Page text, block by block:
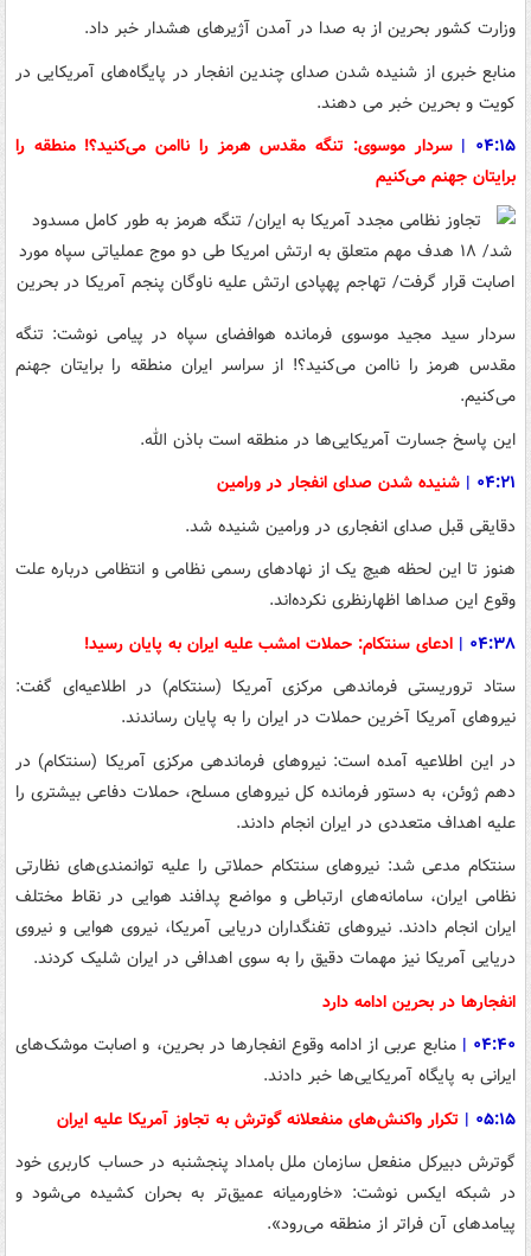
وزارت کشور بحرین از به صدا در آمدن آژیرهای هشدار خبر داد.
منابع خبری از شنیده شدن صدای چندین انفجار در پایگاه‌های آمریکایی در
کویت و بحرین خبر می دهند.
۰۴:۱۵ | سردار موسوی: تنگه مقدس هرمز را ناامن می‌کنید؟! منطقه را
برایتان جهنم می‌کنیم
سردار سید مجید موسوی فرمانده هوافضای سپاه در پیامی نوشت: تنگه
مقدس هرمز را ناامن می‌کنید؟! از سراسر ایران منطقه را برایتان جهنم
می‌کنیم.
این پاسخ جسارت آمریکایی‌ها در منطقه است باذن الله.
۰۴:۲۱ | شنیده شدن صدای انفجار در ورامین
دقایقی قبل صدای انفجاری در ورامین شنیده شد.
هنوز تا این لحظه هیچ‌ یک از نهادهای رسمی نظامی و انتظامی درباره علت
وقوع این صداها اظهارنظری نکرده‌اند.
۰۴:۳۸ | ادعای سنتکام: حملات امشب علیه ایران به پایان رسید!
ستاد تروریستی فرماندهی مرکزی آمریکا (سنتکام) در اطلاعیه‌ای گفت:
نیروهای آمریکا آخرین حملات در ایران را به پایان رساندند.
در این اطلاعیه آمده است: نیروهای فرماندهی مرکزی آمریکا (سنتکام) در
دهم ژوئن، به دستور فرمانده کل نیروهای مسلح، حملات دفاعی بیشتری را
علیه اهداف متعددی در ایران انجام دادند.
سنتکام مدعی شد: نیروهای سنتکام حملاتی را علیه توانمندی‌های نظارتی
نظامی ایران، سامانه‌های ارتباطی و مواضع پدافند هوایی در نقاط مختلف
ایران انجام دادند. نیروهای تفنگداران دریایی آمریکا، نیروی هوایی و نیروی
دریایی آمریکا نیز مهمات دقیق را به سوی اهدافی در ایران شلیک کردند.
انفجارها در بحرین ادامه دارد
۰۴:۴۰ |منابع عربی از ادامه وقوع انفجارها در بحرین، و اصابت موشک‌های
ایرانی به پایگاه آمریکایی‌ها خبر دادند.
۰۵:۱۵ | تکرار واکنش‌های منفعلانه گوترش به تجاوز آمریکا علیه ایران
گوترش دبیرکل منفعل سازمان ملل بامداد پنجشنبه در حساب کاربری خود
در شبکه ایکس نوشت: «خاورمیانه عمیق‌تر به بحران کشیده می‌شود و
پیامدهای آن فراتر از منطقه می‌رود».